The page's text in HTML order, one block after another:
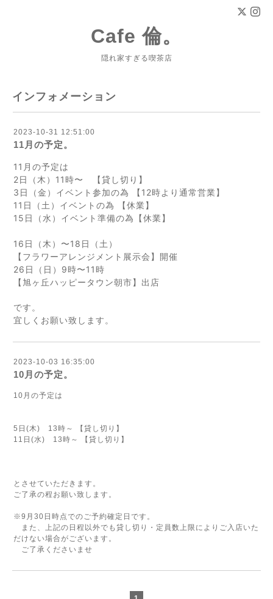
Cafe 倫。
隠れ家すぎる喫茶店
インフォメーション
2023-10-31 12:51:00
11月の予定。
11月の予定は
2日（木）11時〜 【貸し切り】
3日（金）イベント参加の為 【12時より通常営業】
11日（土）イベントの為 【休業】
15日（水）イベント準備の為【休業】
16日（木）〜18日（土）
【フラワーアレンジメント展示会】開催
26日（日）9時〜11時
【旭ヶ丘ハッピータウン朝市】出店
です。
宜しくお願い致します。
2023-10-03 16:35:00
10月の予定。
10月の予定は
5日(木) 13時～ 【貸し切り】
11日(水) 13時～ 【貸し切り】
とさせていただきます。
ご了承の程お願い致します。
※9月30日時点でのご予約確定日です。
また、上記の日程以外でも貸し切り・定員数上限によりご入店いた
だけない場合がございます。
ご了承くださいませ